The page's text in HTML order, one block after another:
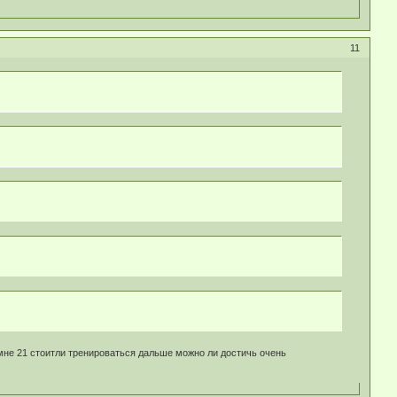
11
21 стоитли тренироваться дальше можно ли достичь очень